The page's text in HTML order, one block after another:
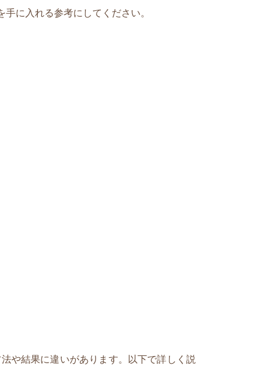
に入れる参考にしてください。
や結果に違いがあります。以下で詳しく説